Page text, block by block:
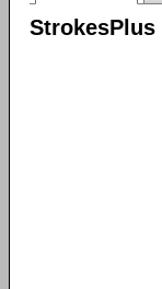
StrokesPlus